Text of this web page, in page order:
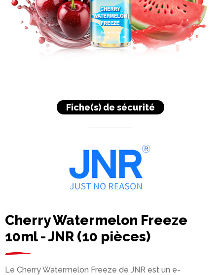
Fiche(s) de sécurité
Cherry Watermelon Freeze
10ml - JNR (10 pièces)
Le Cherry Watermelon Freeze de JNR est un e-